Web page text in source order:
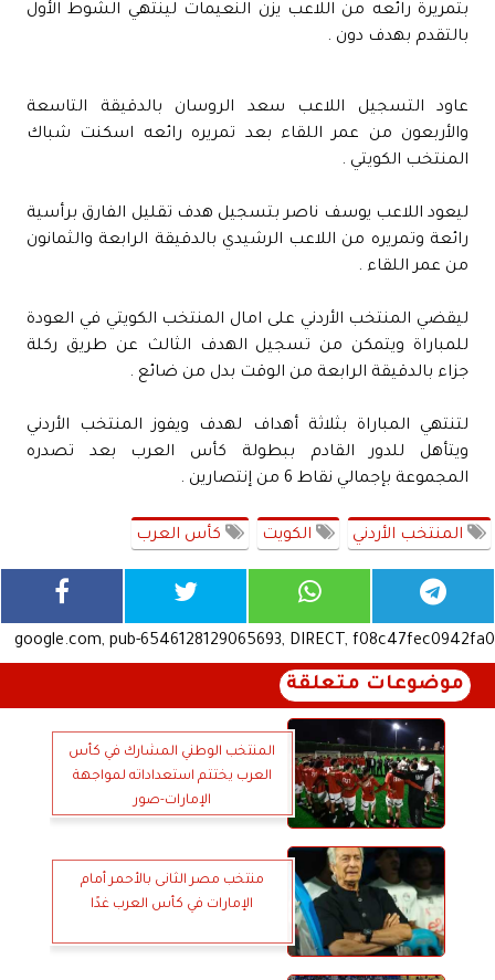
بتمريرة رائعه من اللاعب يزن النعيمات لينتهي الشوط الأول
بالتقدم بهدف دون .
عاود التسجيل اللاعب سعد الروسان بالدقيقة التاسعة
والأربعون من عمر اللقاء بعد تمريره رائعه اسكنت شباك
المنتخب الكويتي .
ليعود اللاعب يوسف ناصر بتسجيل هدف تقليل الفارق برأسية
رائعة وتمريره من اللاعب الرشيدي بالدقيقة الرابعة والثمانون
من عمر اللقاء .
ليقضي المنتخب الأردني على امال المنتخب الكويتي في العودة
للمباراة ويتمكن من تسجيل الهدف الثالث عن طريق ركلة
جزاء بالدقيقة الرابعة من الوقت بدل من ضائع .
لتنتهي المباراة بثلاثة أهداف لهدف ويفوز المنتخب الأردني
ويتأهل للدور القادم ببطولة كأس العرب بعد تصدره
المجموعة بإجمالي نقاط 6 من إنتصارين .
المنتخب الأردني الكويت كأس العرب
google.com, pub-6546128129065693, DIRECT, f08c47fec0942fa0
موضوعات متعلقة
المنتخب الوطني المشارك في كأس
العرب يختتم استعداداته لمواجهة
الإمارات-صور
منتخب مصر الثانى بالأحمر أمام
الإمارات في كأس العرب غدًا